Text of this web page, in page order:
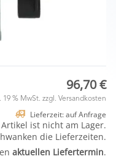
96,70 €
19 % MwSt. zzgl. Versandkosten
Lieferzeit: auf Anfrage
ist nicht am Lager.
die Lieferzeiten.
aktuellen Liefertermin.